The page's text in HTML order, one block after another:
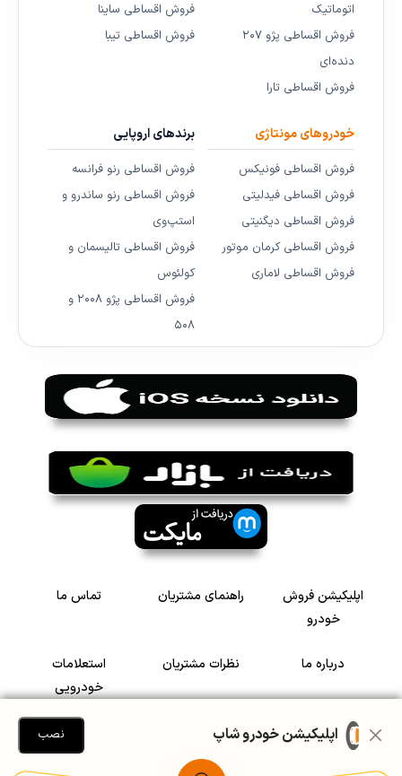
اتوماتیک
فروش اقساطی پژو ۲۰۷
دنده‌ای
فروش اقساطی تارا
فروش اقساطی ساینا
فروش اقساطی تیبا
خودروهای مونتاژی
فروش اقساطی فونیکس
فروش اقساطی فیدلیتی
فروش اقساطی دیگنیتی
فروش اقساطی کرمان موتور
فروش اقساطی لاماری
برندهای اروپایی
فروش اقساطی رنو فرانسه
فروش اقساطی رنو ساندرو و
استپ‌وی
فروش اقساطی تالیسمان و
کولئوس
فروش اقساطی پژو ۲۰۰۸ و
۵۰۸
اپلیکیشن فروش
خودرو
راهنمای مشتریان تماس ما
درباره ما نظرات مشتریان
استعلامات
خودرویی
سرمایه گذاری در
رضایت مشتریاناپلیکیشن خودرو شاپ نصب